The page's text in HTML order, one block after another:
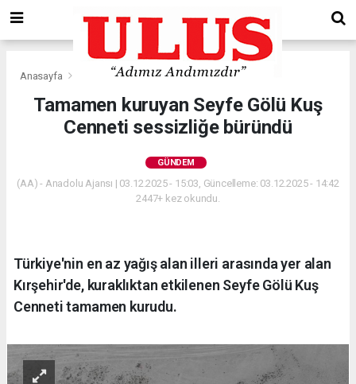
Anasayfa Gündem
Tamamen kuruyan Seyfe Gölü Kuş
Cenneti sessizliğe büründü
GÜNDEM
(AA) - Anadolu Ajansı | 03.12.2025 - 15:03, Güncelleme: 03.12.2025 - 14:42
2447+ kez okundu.
Türkiye'nin en az yağış alan illeri arasında yer alan
Kırşehir'de, kuraklıktan etkilenen Seyfe Gölü Kuş
Cenneti tamamen kurudu.